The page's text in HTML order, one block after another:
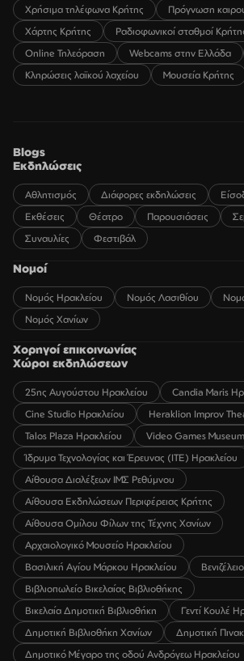
Χρήσιμα τηλέφωνα Κρήτης
Πρόγνωση
Χάρτης Κρήτης
Ραδιοφωνικοί σταθμοί
Online Τηλεόραση
Webcams στην Ελλάδα
Κληρώσεις λαϊκού λαχείου
Μουσεία Κρήτης
Blogs
Εκδηλώσεις
Αθλητισμός Διάφορες εκδηλώσεις
Εκθέσεις
Θέατρο Παρουσιάσεις
Συναυλίες
Φεστιβάλ
Νομοί
Νομός Ηρακλείου Νομός Λασιθίου
Νομός Χανίων
Χορηγοί επικοινωνίας
Χώροι εκδηλώσεων
25ης Αυγούστου Ηρακλείου
Candia Maris
Cine Studio Ηρακλείου
Heraklion Improv
Talos Plaza Ηρακλείου
Video Games Museum
Ίδρυμα Τεχνολογίας και Έρευνας (ΙΤΕ) Ηρακλείου
Αίθουσα Διαλέξεων ΙΜΣ Ρεθύμνου
Αίθουσα Εκδηλώσεων Περιφέρειας Κρήτης
Αίθουσα Ομίλου Φίλων της Τέχνης Χανίων
Αρχαιολογικό Μουσείο Ηρακλείου
Βασιλική Αγίου Μάρκου Ηρακλείου
Βιβλιοπωλείο Βικελαίας Βιβλιοθήκης
Βικελαία Δημοτική Βιβλιοθήκη
Γεντί Κουλέ
Δημοτική Βιβλιοθήκη Χανίων
Δημοτική
Δημοτικό Μέγαρο της οδού Ανδρόγεω Ηρακλείου